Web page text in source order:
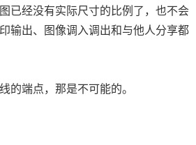
已经没有实际尺寸的比例了，也不会
输出、图像调入调出和与他人分享都
的端点，那是不可能的。